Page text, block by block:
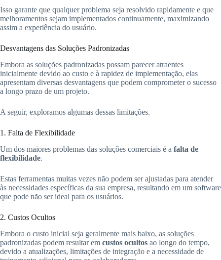
Isso garante que qualquer problema seja resolvido rapidamente e que
melhoramentos sejam implementados continuamente, maximizando
assim a experiência do usuário.
Desvantagens das Soluções Padronizadas
Embora as soluções padronizadas possam parecer atraentes
inicialmente devido ao custo e à rapidez de implementação, elas
apresentam diversas desvantagens que podem comprometer o sucesso
a longo prazo de um projeto.
A seguir, exploramos algumas dessas limitações.
1. Falta de Flexibilidade
Um dos maiores problemas das soluções comerciais é a falta de
flexibilidade.
Estas ferramentas muitas vezes não podem ser ajustadas para atender
às necessidades específicas da sua empresa, resultando em um software
que pode não ser ideal para os usuários.
2. Custos Ocultos
Embora o custo inicial seja geralmente mais baixo, as soluções
padronizadas podem resultar em custos ocultos ao longo do tempo,
devido a atualizações, limitações de integração e a necessidade de